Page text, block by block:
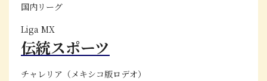
国内リーグ
Liga MX
伝統スポーツ
チャレリア（メキシコ版ロデオ）